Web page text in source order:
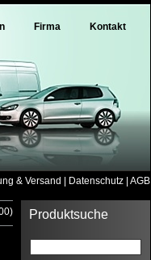
Firma Kontakt
& Versand Datenschutz AGB
Produktsuche